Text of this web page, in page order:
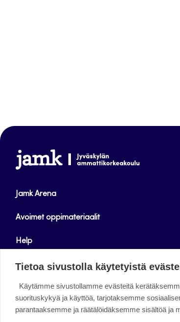
www.jamk.fi
Jamk Arena
Avoimet oppimateriaalit
Help
Verkkolehdet
FacebookInstagram
LinkedinTwitterYouTube
Tietoa sivustolla käytetyistä
Käytämme sivustollamme evästeitä
suorituskykyä ja käyttöä, tarjotaksemme
parantaaksemme ja räätälöidäksemme sisältöä ja